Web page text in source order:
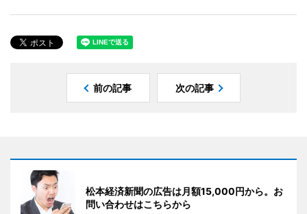
前の記事 次の記事
松本経済新聞の広告は月額15,000円から。お
問い合わせはこちらから